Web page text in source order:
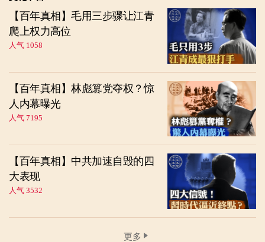
【百年真相】毛用三步骤让江青
爬上权力高位
人气 1058
【百年真相】林彪篡党夺权？惊
人内幕曝光
人气 7195
【百年真相】中共加速自毁的四
大表现
人气 3532
更多